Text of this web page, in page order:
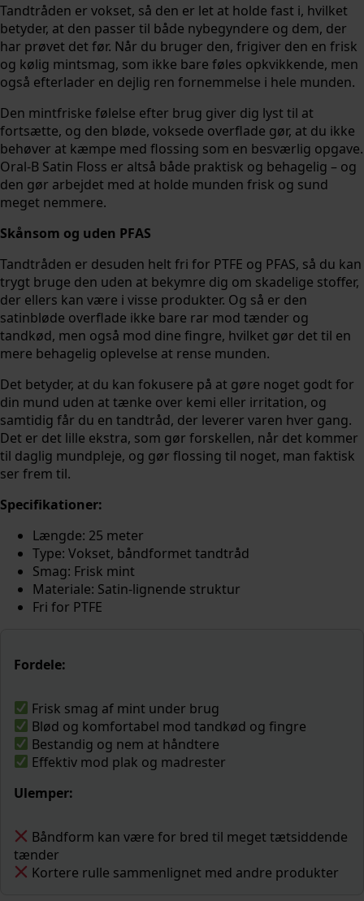
Tandtråden er vokset, så den er let at holde fast i, hvilket
betyder, at den passer til både nybegyndere og dem, der
har prøvet det før. Når du bruger den, frigiver den en frisk
og kølig mintsmag, som ikke bare føles opkvikkende, men
også efterlader en dejlig ren fornemmelse i hele munden.
Den mintfriske følelse efter brug giver dig lyst til at
fortsætte, og den bløde, voksede overflade gør, at du ikke
behøver at kæmpe med flossing som en besværlig opgave.
Oral-B Satin Floss er altså både praktisk og behagelig – og
den gør arbejdet med at holde munden frisk og sund
meget nemmere.
Skånsom og uden PFAS
Tandtråden er desuden helt fri for PTFE og PFAS, så du kan
trygt bruge den uden at bekymre dig om skadelige stoffer,
der ellers kan være i visse produkter. Og så er den
satinbløde overflade ikke bare rar mod tænder og
tandkød, men også mod dine fingre, hvilket gør det til en
mere behagelig oplevelse at rense munden.
Det betyder, at du kan fokusere på at gøre noget godt for
din mund uden at tænke over kemi eller irritation, og
samtidig får du en tandtråd, der leverer varen hver gang.
Det er det lille ekstra, som gør forskellen, når det kommer
til daglig mundpleje, og gør flossing til noget, man faktisk
ser frem til.
Specifikationer:
Længde: 25 meter
Type: Vokset, båndformet tandtråd
Smag: Frisk mint
Materiale: Satin-lignende struktur
Fri for PTFE
Fordele:
Frisk smag af mint under brug
Blød og komfortabel mod tandkød og fingre
Bestandig og nem at håndtere
Effektiv mod plak og madrester
Ulemper:
Båndform kan være for bred til meget tætsiddende
tænder
Kortere rulle sammenlignet med andre produkter